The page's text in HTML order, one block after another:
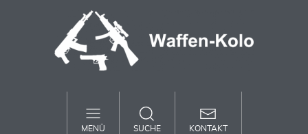
MENÜ SUCHE KONTAKT